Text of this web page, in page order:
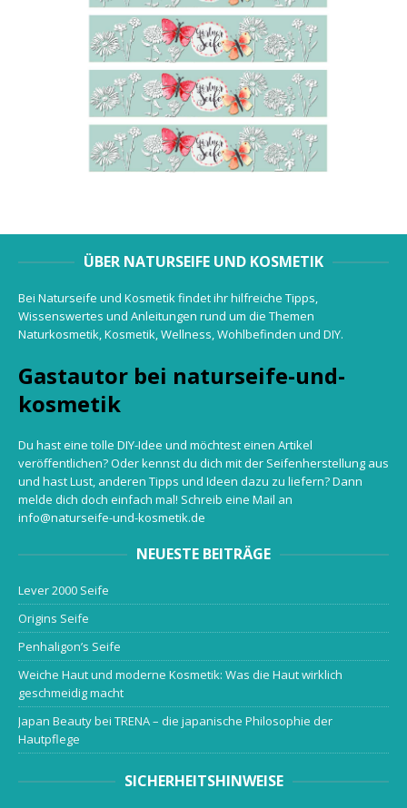
ÜBER NATURSEIFE UND KOSMETIK
Bei Naturseife und Kosmetik findet ihr hilfreiche Tipps,
Wissenswertes und Anleitungen rund um die Themen
Naturkosmetik, Kosmetik, Wellness, Wohlbefinden und DIY.
Gastautor bei naturseife-und-
kosmetik
Du hast eine tolle DIY-Idee und möchtest einen Artikel
veröffentlichen? Oder kennst du dich mit der Seifenherstellung aus
und hast Lust, anderen Tipps und Ideen dazu zu liefern? Dann
melde dich doch einfach mal! Schreib eine Mail an
info@naturseife-und-kosmetik.de
NEUESTE BEITRÄGE
Lever 2000 Seife
Origins Seife
Penhaligon’s Seife
Weiche Haut und moderne Kosmetik: Was die Haut wirklich
geschmeidig macht
Japan Beauty bei TRENA – die japanische Philosophie der
Hautpflege
SICHERHEITSHINWEISE